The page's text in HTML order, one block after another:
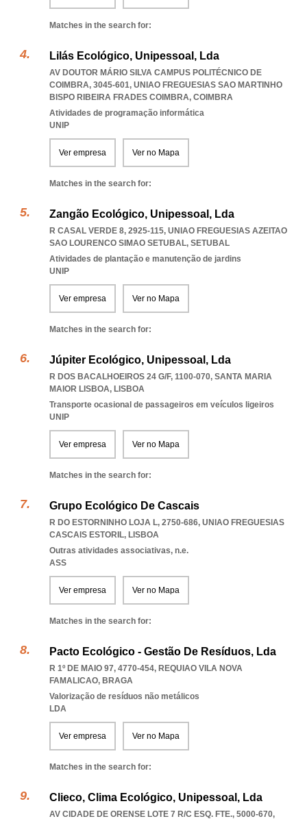
Matches in the search for:
Lilás Ecológico, Unipessoal, Lda
AV DOUTOR MÁRIO SILVA CAMPUS POLITÉCNICO DE
COIMBRA, 3045-601, UNIAO FREGUESIAS SAO MARTINHO
BISPO RIBEIRA FRADES COIMBRA, COIMBRA
Atividades de programação informática
UNIP
Ver empresa Ver no Mapa
Matches in the search for:
Zangão Ecológico, Unipessoal, Lda
R CASAL VERDE 8, 2925-115, UNIAO FREGUESIAS AZEITAO
SAO LOURENCO SIMAO SETUBAL, SETUBAL
Atividades de plantação e manutenção de jardins
UNIP
Ver empresa Ver no Mapa
Matches in the search for:
Júpiter Ecológico, Unipessoal, Lda
R DOS BACALHOEIROS 24 G/F, 1100-070, SANTA MARIA
MAIOR LISBOA, LISBOA
Transporte ocasional de passageiros em veículos ligeiros
UNIP
Ver empresa Ver no Mapa
Matches in the search for:
Grupo Ecológico De Cascais
R DO ESTORNINHO LOJA L, 2750-686, UNIAO FREGUESIAS
CASCAIS ESTORIL, LISBOA
Outras atividades associativas, n.e.
ASS
Ver empresa Ver no Mapa
Matches in the search for:
Pacto Ecológico - Gestão De Resíduos, Lda
R 1º DE MAIO 97, 4770-454, REQUIAO VILA NOVA
FAMALICAO, BRAGA
Valorização de resíduos não metálicos
LDA
Ver empresa Ver no Mapa
Matches in the search for:
Clieco, Clima Ecológico, Unipessoal, Lda
AV CIDADE DE ORENSE LOTE 7 R/C ESQ. FTE., 5000-670,